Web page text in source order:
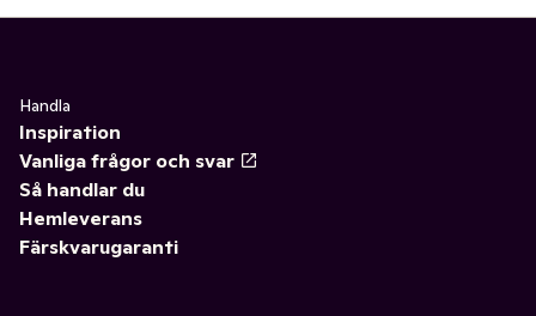
Handla
Inspiration
Vanliga frågor och svar
Så handlar du
Hemleverans
Färskvarugaranti